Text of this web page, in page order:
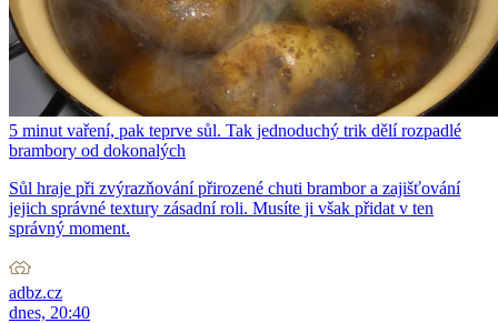
5 minut vaření, pak teprve sůl. Tak jednoduchý trik dělí rozpadlé
brambory od dokonalých
Sůl hraje při zvýrazňování přirozené chuti brambor a zajišťování
jejich správné textury zásadní roli. Musíte ji však přidat v ten
správný moment.
adbz.cz
dnes, 20:40